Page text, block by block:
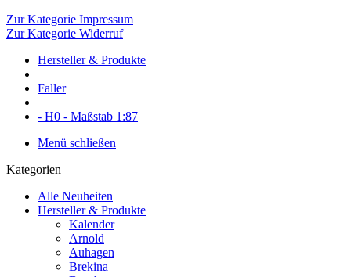
Zur Kategorie Impressum
Zur Kategorie Widerruf
Hersteller & Produkte
Faller
- H0 - Maßstab 1:87
Menü schließen
Kategorien
Alle Neuheiten
Hersteller & Produkte
Kalender
Arnold
Auhagen
Brekina